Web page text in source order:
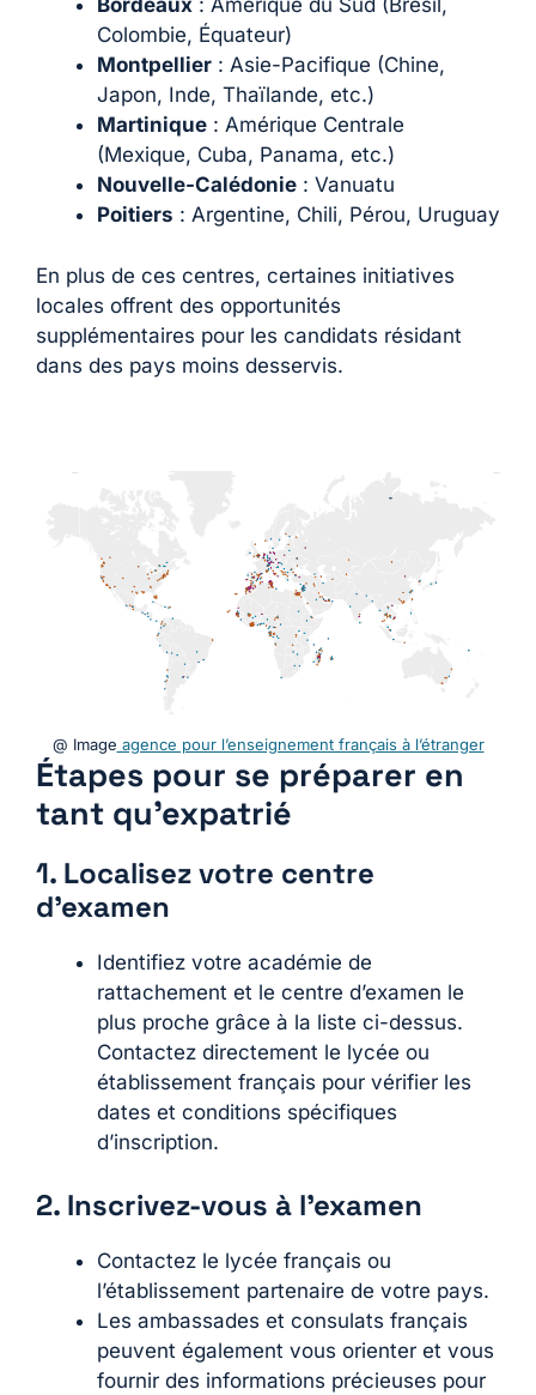
Bordeaux : Amérique du Sud (Brésil,
Colombie, Équateur)
Montpellier : Asie-Pacifique (Chine,
Japon, Inde, Thaïlande, etc.)
Martinique : Amérique Centrale
(Mexique, Cuba, Panama, etc.)
Nouvelle-Calédonie : Vanuatu
Poitiers : Argentine, Chili, Pérou, Uruguay
En plus de ces centres, certaines initiatives
locales offrent des opportunités
supplémentaires pour les candidats résidant
dans des pays moins desservis.
@ Image agence pour l’enseignement français à l’étranger
Étapes pour se préparer en
tant qu’expatrié
1. Localisez votre centre
d’examen
Identifiez votre académie de
rattachement et le centre d’examen le
plus proche grâce à la liste ci-dessus.
Contactez directement le lycée ou
établissement français pour vérifier les
dates et conditions spécifiques
d’inscription.
2. Inscrivez-vous à l’examen
Contactez le lycée français ou
l’établissement partenaire de votre pays.
Les ambassades et consulats français
peuvent également vous orienter et vous
fournir des informations précieuses pour